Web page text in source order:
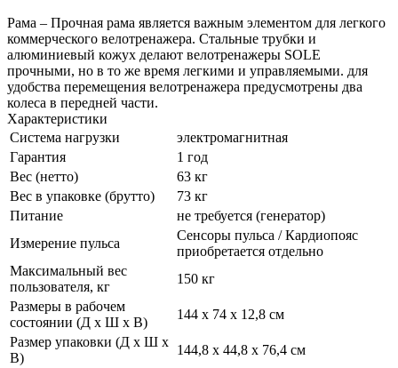
Рама – Прочная рама является важным элементом для легкого
коммерческого велотренажера. Стальные трубки и
алюминиевый кожух делают велотренажеры SOLE
прочными, но в то же время легкими и управляемыми. для
удобства перемещения велотренажера предусмотрены два
колеса в передней части.
Характеристики
Система нагрузки
электромагнитная
Гарантия
1 год
Вес (нетто)
63 кг
Вес в упаковке (брутто)
73 кг
Питание
не требуется (генератор)
Измерение пульса
Сенсоры пульса / Кардиопояс
приобретается отдельно
Максимальный вес
пользователя, кг
150 кг
Размеры в рабочем
состоянии (Д х Ш х В)
144 х 74 х 12,8 см
Размер упаковки (Д х Ш х
В)
144,8 х 44,8 х 76,4 см